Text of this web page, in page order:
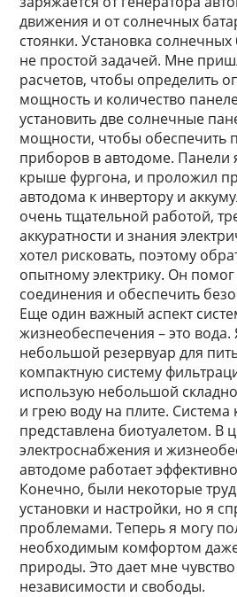
движения и от солнечных
стоянки. Установка солнечных
не простой задачей. Мне
расчетов, чтобы определить
мощность и количество
установить две солнечные
мощности, чтобы обеспечить
приборов в автодоме. Панели
крыше фургона, и проложил
автодома к инвертору и
очень тщательной работой,
аккуратности и знания
хотел рисковать, поэтому
опытному электрику. Он
соединения и обеспечить
Еще один важный аспект
жизнеобеспечения – это вода.
небольшой резервуар для
компактную систему
использую небольшой
и грею воду на плите. Система
представлена биотуалетом. В
электроснабжения и
автодоме работает
Конечно, были некоторые
установки и настройки, но я
проблемами. Теперь я могу
необходимым комфортом
природы. Это дает мне
независимости и свободы.